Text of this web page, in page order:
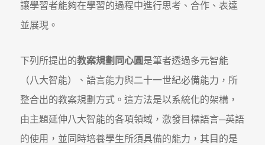
讓學習者能夠在學習的過程中進行思考、合作、表達
並展現。
下列所提出的教案規劃同心圓是筆者透過多元智能
（八大智能）、語言能力與二十一世紀必備能力，所
整合出的教案規劃方式。這方法是以系統化的架構，
由主題延伸八大智能的各項領域，激發目標語言─英語
的使用，並同時培養學生所須具備的能力，其目的是